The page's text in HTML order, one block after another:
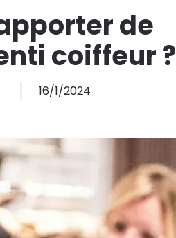
de
coiffeur ?
16/1/2024